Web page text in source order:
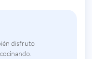
disfruto